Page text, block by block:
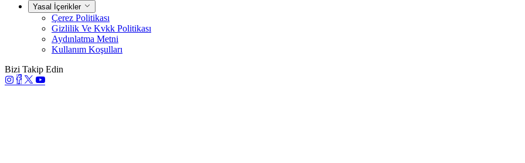
Yasal İçerikler
Çerez Politikası
Gizlilik Ve Kvkk Politikası
Aydınlatma Metni
Kullanım Koşulları
Bizi Takip Edin